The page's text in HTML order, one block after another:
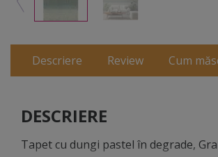
Descriere Review Cum
DESCRIERE
Tapet cu dungi pastel în degrade,